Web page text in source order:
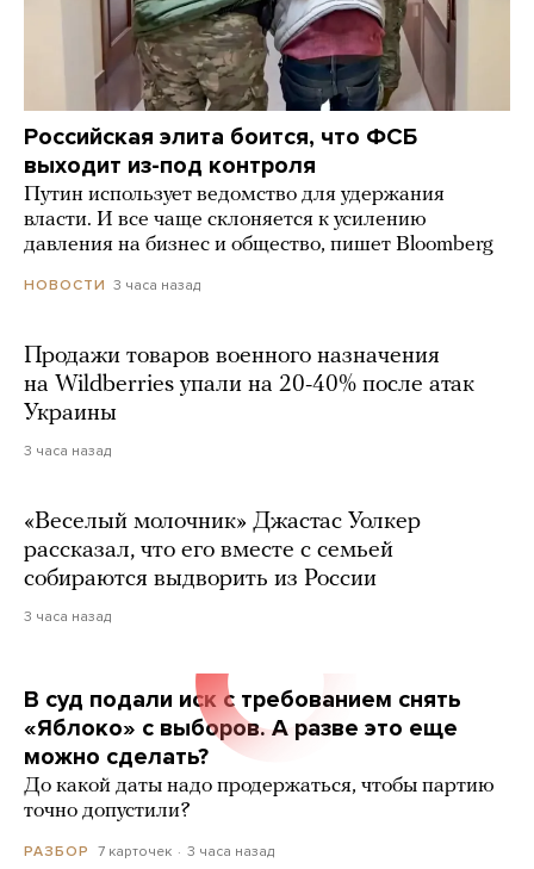
Российская элита боится, что ФСБ
выходит из-под контроля
Путин использует ведомство для удержания
власти. И все чаще склоняется к усилению
давления на бизнес и общество, пишет Bloomberg
НОВОСТИ 3 часа назад
Продажи товаров военного назначения
на Wildberries упали на 20-40% после атак
Украины
3 часа назад
«Веселый молочник» Джастас Уолкер
рассказал, что его вместе с семьей
собираются выдворить из России
3 часа назад
В суд подали иск с требованием снять
«Яблоко» с выборов. А разве это еще
можно сделать?
До какой даты надо продержаться, чтобы партию
точно допустили?
РАЗБОР 7 карточек 3 часа назад